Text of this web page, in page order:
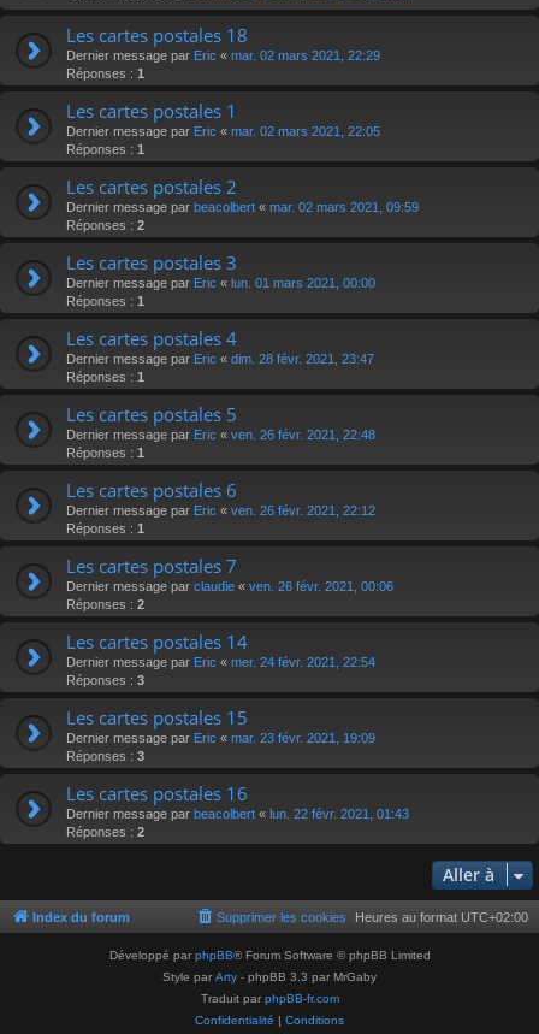
Les cartes postales 18
Dernier message par Eric « mar. 02 mars 2021, 22:29
Réponses : 1
Les cartes postales 1
Dernier message par Eric « mar. 02 mars 2021, 22:05
Réponses : 1
Les cartes postales 2
Dernier message par beacolbert « mar. 02 mars 2021, 09:59
Réponses : 2
Les cartes postales 3
Dernier message par Eric « lun. 01 mars 2021, 00:00
Réponses : 1
Les cartes postales 4
Dernier message par Eric « dim. 28 févr. 2021, 23:47
Réponses : 1
Les cartes postales 5
Dernier message par Eric « ven. 26 févr. 2021, 22:48
Réponses : 1
Les cartes postales 6
Dernier message par Eric « ven. 26 févr. 2021, 22:12
Réponses : 1
Les cartes postales 7
Dernier message par claudie « ven. 26 févr. 2021, 00:06
Réponses : 2
Les cartes postales 14
Dernier message par Eric « mer. 24 févr. 2021, 22:54
Réponses : 3
Les cartes postales 15
Dernier message par Eric « mar. 23 févr. 2021, 19:09
Réponses : 3
Les cartes postales 16
Dernier message par beacolbert « lun. 22 févr. 2021, 01:43
Réponses : 2
Aller à
Index du forum Heures au format UTC+02:00
Supprimer les cookies
Développé par phpBB® Forum Software © phpBB Limited
Style par Arty - phpBB 3.3 par MrGaby
Traduit par phpBB-fr.com
Confidentialité | Conditions